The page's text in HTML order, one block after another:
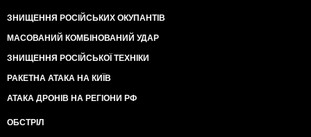
ЗНИЩЕННЯ РОСІЙСЬКИХ ОКУПАНТІВ
МАСОВАНИЙ КОМБІНОВАНИЙ УДАР
ЗНИЩЕННЯ РОСІЙСЬКОЇ ТЕХНІКИ
РАКЕТНА АТАКА НА КИЇВ
АТАКА ДРОНІВ НА РЕГІОНИ РФ
ОБСТРІЛ